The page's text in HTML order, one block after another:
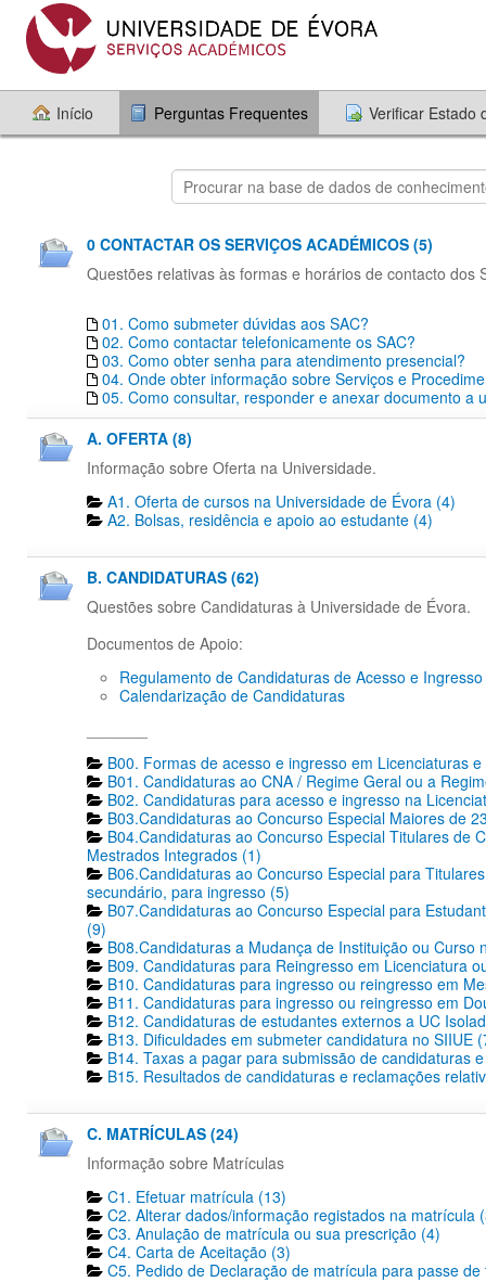
Início Perguntas Frequentes Verificar Estado
0 CONTACTAR OS SERVIÇOS ACADÉMICOS (5)
Questões relativas às formas e horários de contacto dos
01. Como submeter dúvidas aos SAC?
02. Como contactar telefonicamente os SAC?
03. Como obter senha para atendimento presencial?
04. Onde obter informação sobre Serviços e
05. Como consultar, responder e anexar documento a
A. OFERTA (8)
Informação sobre Oferta na Universidade.
A1. Oferta de cursos na Universidade de Évora (4)
A2. Bolsas, residência e apoio ao estudante (4)
B. CANDIDATURAS (62)
Questões sobre Candidaturas à Universidade de Évora.
Documentos de Apoio:
Regulamento de Candidaturas de Acesso e Ingresso
Calendarização de Candidaturas
B00. Formas de acesso e ingresso em Licenciaturas
B01. Candidaturas ao CNA / Regime Geral ou a
B02. Candidaturas para acesso e ingresso na
B03.Candidaturas ao Concurso Especial Maiores de
B04.Candidaturas ao Concurso Especial Titulares de
Mestrados Integrados (1)
B06.Candidaturas ao Concurso Especial para
secundário, para ingresso (5)
B07.Candidaturas ao Concurso Especial para
(9)
B08.Candidaturas a Mudança de Instituição ou
B09. Candidaturas para Reingresso em Licenciatura
B10. Candidaturas para ingresso ou reingresso em
B11. Candidaturas para ingresso ou reingresso em
B12. Candidaturas de estudantes externos a UC
B13. Dificuldades em submeter candidatura no SIIUE
B14. Taxas a pagar para submissão de candidaturas
B15. Resultados de candidaturas e reclamações
C. MATRÍCULAS (24)
Informação sobre Matrículas
C1. Efetuar matrícula (13)
C2. Alterar dados/informação registados na matrícula
C3. Anulação de matrícula ou sua prescrição (4)
C4. Carta de Aceitação (3)
C5. Pedido de Declaração de matrícula para passe